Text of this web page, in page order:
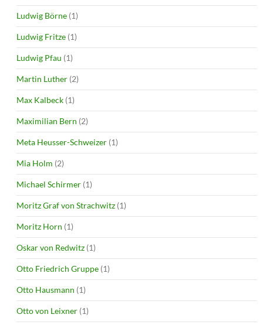
Ludwig Börne (1)
Ludwig Fritze (1)
Ludwig Pfau (1)
Martin Luther (2)
Max Kalbeck (1)
Maximilian Bern (2)
Meta Heusser-Schweizer (1)
Mia Holm (2)
Michael Schirmer (1)
Moritz Graf von Strachwitz (1)
Moritz Horn (1)
Oskar von Redwitz (1)
Otto Friedrich Gruppe (1)
Otto Hausmann (1)
Otto von Leixner (1)